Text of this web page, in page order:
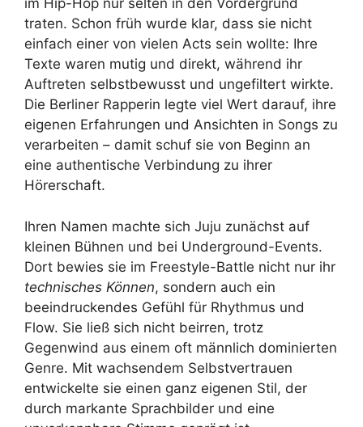
im Hip-Hop nur selten in den Vordergrund
traten. Schon früh wurde klar, dass sie nicht
einfach einer von vielen Acts sein wollte: Ihre
Texte waren mutig und direkt, während ihr
Auftreten selbstbewusst und ungefiltert wirkte.
Die Berliner Rapperin legte viel Wert darauf, ihre
eigenen Erfahrungen und Ansichten in Songs zu
verarbeiten – damit schuf sie von Beginn an
eine authentische Verbindung zu ihrer
Hörerschaft.
Ihren Namen machte sich Juju zunächst auf
kleinen Bühnen und bei Underground-Events.
Dort bewies sie im Freestyle-Battle nicht nur ihr
technisches Können, sondern auch ein
beeindruckendes Gefühl für Rhythmus und
Flow. Sie ließ sich nicht beirren, trotz
Gegenwind aus einem oft männlich dominierten
Genre. Mit wachsendem Selbstvertrauen
entwickelte sie einen ganz eigenen Stil, der
durch markante Sprachbilder und eine